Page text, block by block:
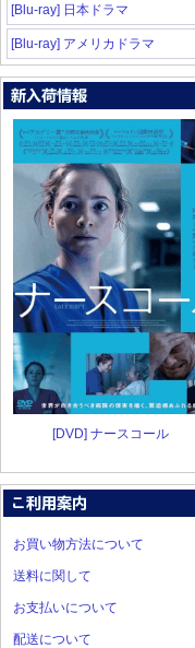
[Blu-ray] 日本ドラマ
[Blu-ray] アメリカドラマ
[DVD] ナースコール
お買い物方法について
送料に関して
お支払いについて
配送について